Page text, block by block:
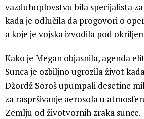
vazduhoplovstvu bila specijalista
kada je odlučila da progovori o
a koje je vojska izvodila pod
Kako je Megan objasnila, agenda
Sunca je ozbiljno ugrozila život
Džordž Soroš upumpali desetine
za raspršivanje aerosola u
Zemlju od životvornih zraka sunce.